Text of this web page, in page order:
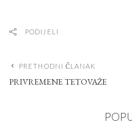
PODIJELI
PRETHODNI ČLANAK
PRIVREMENE TETOVAŽE